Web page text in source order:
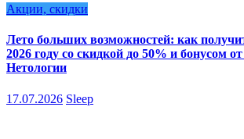
Акции, скидки
Лето больших возможностей: как
2026 году со скидкой до 50% и бонусом
Нетологии
17.07.2026 Sleep